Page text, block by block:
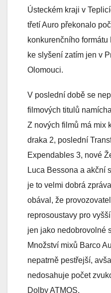
Ústeckém kraji v
třetí Auro překonalo
konkurenčního
ke slyšení zatím jen v
Olomouci.
V poslední době se
filmových titulů
Z nových filmů má mix
draka 2, poslední
Expendables 3, nové
Luca Bessona a akční
je to velmi dobrá
obával, že
reprosoustavy pro
jen jako nedobrovolné
Množství mixů Barco
nepatrně pestřejší,
nedosahuje počet
Dolby ATMOS.